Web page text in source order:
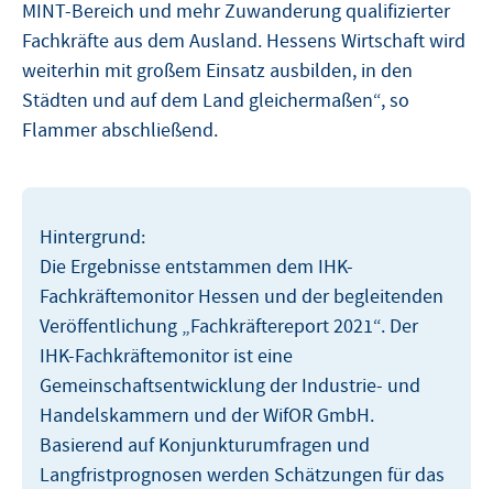
MINT-Bereich und mehr Zuwanderung qualifizierter
Fachkräfte aus dem Ausland. Hessens Wirtschaft wird
weiterhin mit großem Einsatz ausbilden, in den
Städten und auf dem Land gleichermaßen“, so
Flammer abschließend.
Hintergrund:
Die Ergebnisse entstammen dem IHK-
Fachkräftemonitor Hessen und der begleitenden
Veröffentlichung „Fachkräftereport 2021“. Der
IHK-Fachkräftemonitor ist eine
Gemeinschaftsentwicklung der Industrie- und
Handelskammern und der WifOR GmbH.
Basierend auf Konjunkturumfragen und
Langfristprognosen werden Schätzungen für das